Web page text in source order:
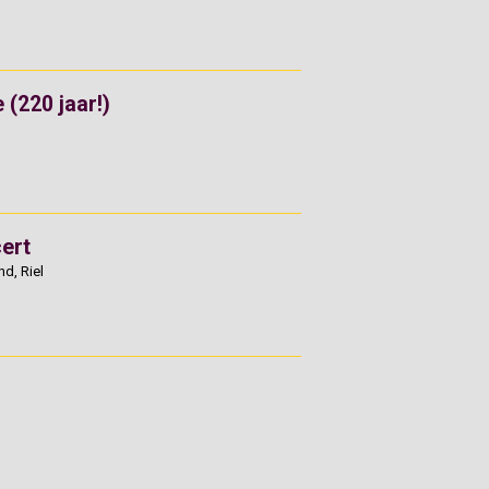
(220 jaar!)
Riel